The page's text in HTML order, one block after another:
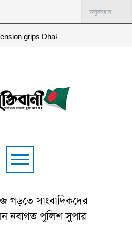
grips Dhaka College after Chhatra
গড়তে সাংবাদিকদের
নবাগত পুলিশ সুপার